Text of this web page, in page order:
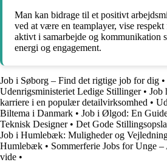
Man kan bidrage til et positivt
ved at være en teamplayer, vise
aktivt i samarbejde og kommunikation
energi og engagement.
Job i Søborg – Find det rigtige job for dig •
Udenrigsministeriet Ledige Stillinger• Job
karriere i en populær detailvirksomhed •
Biltema i Danmark • Job i Ølgod: En
Teknisk Designer• Det Gode
Job i Humlebæk: Muligheder og
Humlebæk • Sommerferie Jobs for Unge
vide •